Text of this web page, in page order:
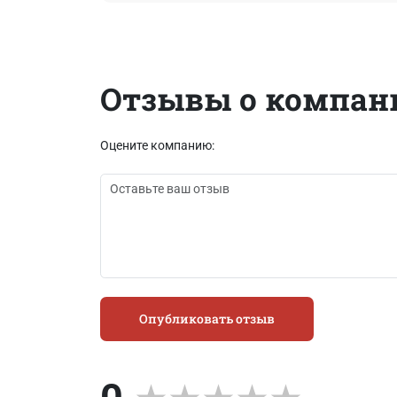
Отзывы о
Оцените компанию:
Опубликовать отзыв